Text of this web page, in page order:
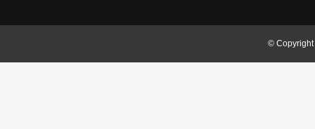
© Copyright